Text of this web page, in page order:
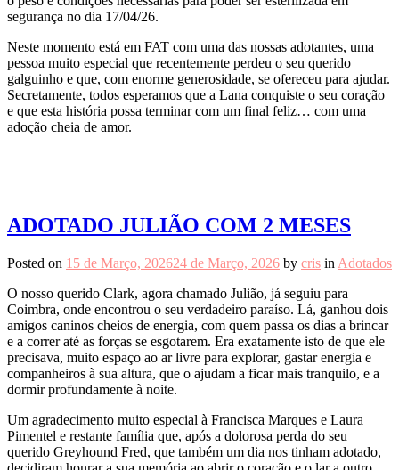
segurança no dia 17/04/26.
Neste momento está em FAT com uma das nossas adotantes, uma
pessoa muito especial que recentemente perdeu o seu querido
galguinho e que, com enorme generosidade, se ofereceu para ajudar.
Secretamente, todos esperamos que a Lana conquiste o seu coração
e que esta história possa terminar com um final feliz… com uma
adoção cheia de amor.
ADOTADO JULIÃO COM 2 MESES
Posted on 15 de Março, 202624 de Março, 2026 by cris in Adotados
O nosso querido Clark, agora chamado Julião, já seguiu para
Coimbra, onde encontrou o seu verdadeiro paraíso. Lá, ganhou dois
amigos caninos cheios de energia, com quem passa os dias a brincar
e a correr até as forças se esgotarem. Era exatamente isto de que ele
precisava, muito espaço ao ar livre para explorar, gastar energia e
companheiros à sua altura, que o ajudam a ficar mais tranquilo, e a
dormir profundamente à noite.
Um agradecimento muito especial à Francisca Marques e Laura
Pimentel e restante família que, após a dolorosa perda do seu
querido Greyhound Fred, que também um dia nos tinham adotado,